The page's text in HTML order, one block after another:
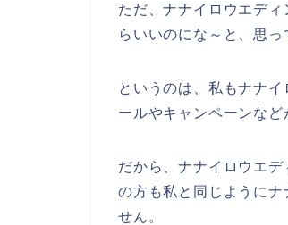
ただ、ナナイロウエデ
らいいのにな～と、思っ
というのは、私もナナ
ールやキャンペーンなど
だから、ナナイロウエ
の方も私と同じように
せん。